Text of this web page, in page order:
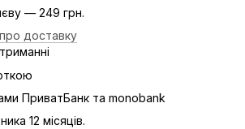
— 249 грн.
доставку
ПриватБанк та monobank
12 місяців.